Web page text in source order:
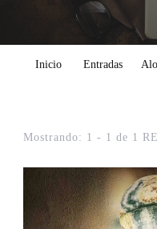
Inicio Entradas
Mostrando: 1 - 1 de 1